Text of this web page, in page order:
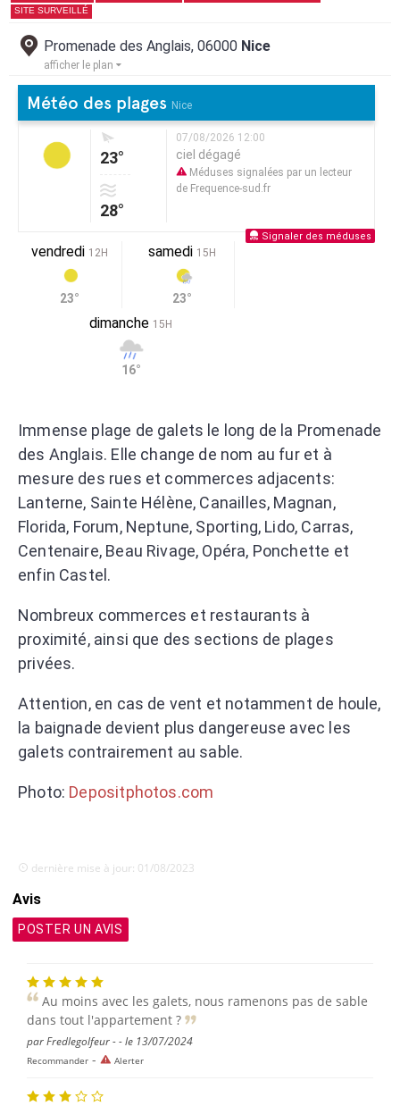
SITE SURVEILLÉ
Promenade des Anglais, 06000 Nice
afficher le plan
Météo des plages Nice
23°
28°
07/08/2026 12:00
ciel dégagé
Méduses signalées par un lecteur
de Frequence-sud.fr
Signaler des méduses
vendredi 12H
23°
samedi 15H
23°
dimanche 15H
16°
Immense plage de galets le long de la Promenade
des Anglais. Elle change de nom au fur et à
mesure des rues et commerces adjacents:
Lanterne, Sainte Hélène, Canailles, Magnan,
Florida, Forum, Neptune, Sporting, Lido, Carras,
Centenaire, Beau Rivage, Opéra, Ponchette et
enfin Castel.
Nombreux commerces et restaurants à
proximité, ainsi que des sections de plages
privées.
Attention, en cas de vent et notamment de houle,
la baignade devient plus dangereuse avec les
galets contrairement au sable.
Photo: Depositphotos.com
dernière mise à jour: 01/08/2023
Avis
POSTER UN AVIS
Au moins avec les galets, nous ramenons pas de sable
dans tout l'appartement ?
par Fredlegolfeur - - le 13/07/2024
Recommander - Alerter